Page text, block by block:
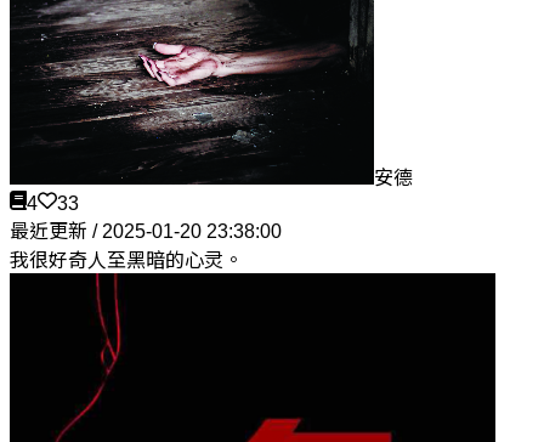
安德
4
33
最近更新 / 2025-01-20 23:38:00
我很好奇人至黑暗的心灵。